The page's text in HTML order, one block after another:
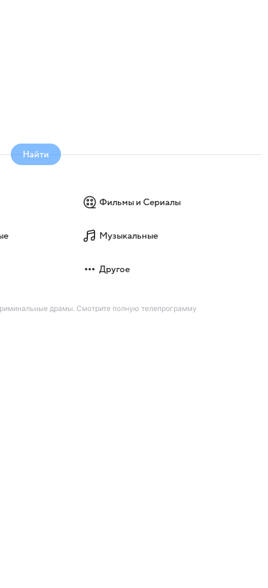
Найти
Фильмы и Сериалы
Музыкальные
Другое
драмы. Смотрите полную телепрограмму